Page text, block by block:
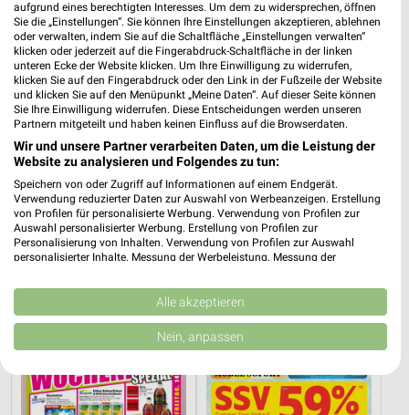
4,9 km
Angebote ab 03.08.
1,9 km
Wochenend Spezial
NORMA Sconto Möbel
aufgrund eines berechtigten Interesses. Um dem zu widersprechen, öffnen
Sie die „Einstellungen“. Sie können Ihre Einstellungen akzeptieren, ablehnen
oder verwalten, indem Sie auf die Schaltfläche „Einstellungen verwalten“
klicken oder jederzeit auf die Fingerabdruck-Schaltfläche in der linken
unteren Ecke der Website klicken. Um Ihre Einwilligung zu widerrufen,
klicken Sie auf den Fingerabdruck oder den Link in der Fußzeile der Website
und klicken Sie auf den Menüpunkt „Meine Daten“. Auf dieser Seite können
Sie Ihre Einwilligung widerrufen. Diese Entscheidungen werden unseren
Partnern mitgeteilt und haben keinen Einfluss auf die Browserdaten.
Wir und unsere Partner verarbeiten Daten, um die Leistung der
Website zu analysieren und Folgendes zu tun:
Speichern von oder Zugriff auf Informationen auf einem Endgerät.
Verwendung reduzierter Daten zur Auswahl von Werbeanzeigen. Erstellung
von Profilen für personalisierte Werbung. Verwendung von Profilen zur
Auswahl personalisierter Werbung. Erstellung von Profilen zur
Personalisierung von Inhalten. Verwendung von Profilen zur Auswahl
personalisierter Inhalte. Messung der Werbeleistung. Messung der
Kombinationen von Daten aus verschiedenen Quellen. Entwicklung und
Verbesserung der Angebote. Verwendung reduzierter Daten zur Auswahl
von Inhalten.
Daten können außerhalb der Europäischen Union weitergegeben und in die
USA gesendet werden.
Website/App.
Partnerliste anzeigen (1 IAB-Anbieter)
Alle akzeptieren
Nein, anpassen